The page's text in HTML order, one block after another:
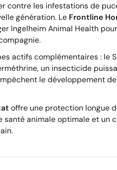
contre les infestations de
génération. Le Frontline
Ingelheim Animal Health
actifs complémentaires : le
un insecticide
le développement
offre une protection longue
santé animale optimale et un